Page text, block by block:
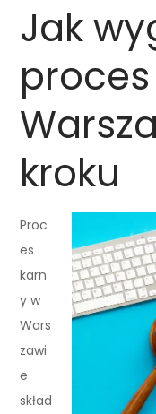
Jak
kroku
Proc
es
karn
y w
Wars
zawi
e
skład